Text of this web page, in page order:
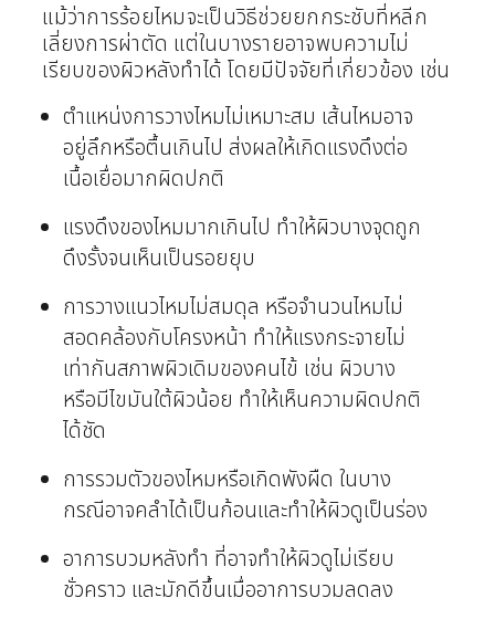
แม้ว่าการร้อยไหมจะเป็นวิธีช่วยยกกระชับที่หลีก
เลี่ยงการผ่าตัด แต่ในบางรายอาจพบความไม่
เรียบของผิวหลังทำได้ โดยมีปัจจัยที่เกี่ยวข้อง เช่น
ตำแหน่งการวางไหมไม่เหมาะสม เส้นไหมอาจ
อยู่ลึกหรือตื้นเกินไป ส่งผลให้เกิดแรงดึงต่อ
เนื้อเยื่อมากผิดปกติ
แรงดึงของไหมมากเกินไป ทำให้ผิวบางจุดถูก
ดึงรั้งจนเห็นเป็นรอยยุบ
การวางแนวไหมไม่สมดุล หรือจำนวนไหมไม่
สอดคล้องกับโครงหน้า ทำให้แรงกระจายไม่
เท่ากันสภาพผิวเดิมของคนไข้ เช่น ผิวบาง
หรือมีไขมันใต้ผิวน้อย ทำให้เห็นความผิดปกติ
ได้ชัด
การรวมตัวของไหมหรือเกิดพังผืด ในบาง
กรณีอาจคลำได้เป็นก้อนและทำให้ผิวดูเป็นร่อง
อาการบวมหลังทำ ที่อาจทำให้ผิวดูไม่เรียบ
ชั่วคราว และมักดีขึ้นเมื่ออาการบวมลดลง